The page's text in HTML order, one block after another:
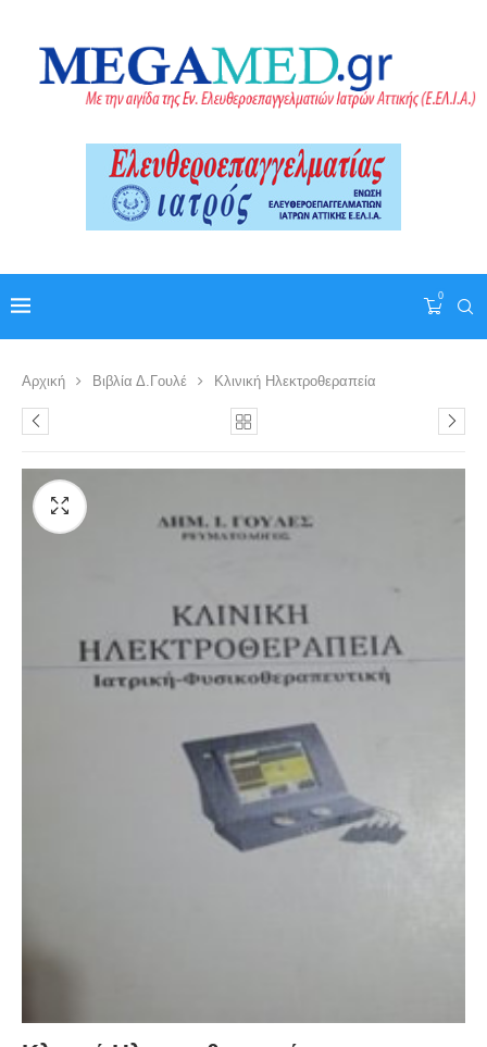
0
Αρχική Βιβλία Δ.Γουλέ Κλινική Ηλεκτροθεραπεία